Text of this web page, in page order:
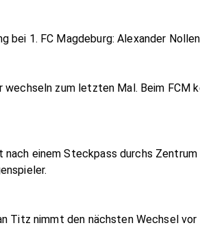
bei 1. FC Magdeburg: Alexander
wechseln zum letzten Mal. Beim
nach einem Steckpass durchs
Titz nimmt den nächsten Wechsel vor